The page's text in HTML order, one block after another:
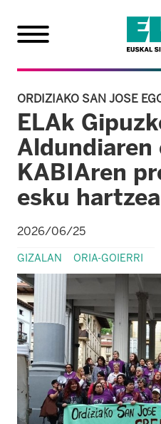
ORDIZIAKO SAN JOSE
ELAk
Aldundiaren
KABIAren
esku
2026/06/25
GIZALAN ORIA-GOIERRI